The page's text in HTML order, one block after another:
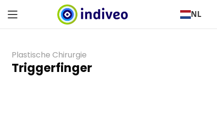
NL
Plastische Chirurgie
Triggerfinger